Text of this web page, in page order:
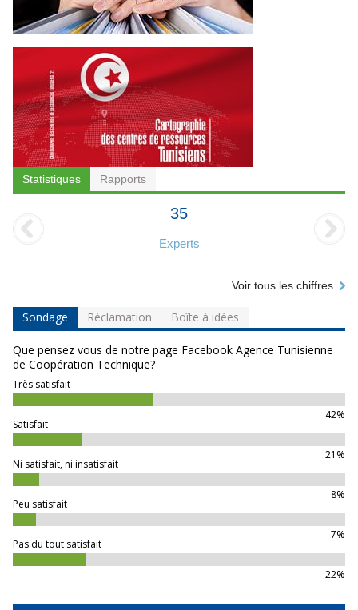
Statistiques Rapports
35
Experts
Voir tous les chiffres
Sondage Réclamation Boîte à idées
Que pensez vous de notre page Facebook Agence Tunisienne
de Coopération Technique?
Très satisfait
42%
Satisfait
21%
Ni satisfait, ni insatisfait
8%
Peu satisfait
7%
Pas du tout satisfait
22%